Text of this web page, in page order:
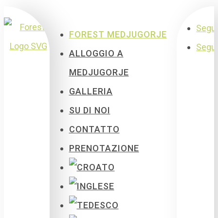
FOREST MEDJUGORJE
ALLOGGIO A
MEDJUGORJE
GALLERIA
SU DI NOI
CONTATTO
PRENOTAZIONE
Segui
Segui